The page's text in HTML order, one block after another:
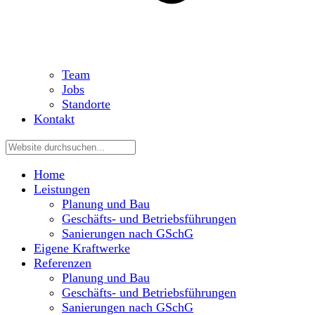
Team
Jobs
Standorte
Kontakt
Home
Leistungen
Planung und Bau
Geschäfts- und Betriebsführungen
Sanierungen nach GSchG
Eigene Kraftwerke
Referenzen
Planung und Bau
Geschäfts- und Betriebsführungen
Sanierungen nach GSchG